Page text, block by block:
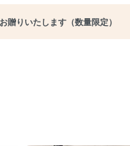
りいたします（数量限定）